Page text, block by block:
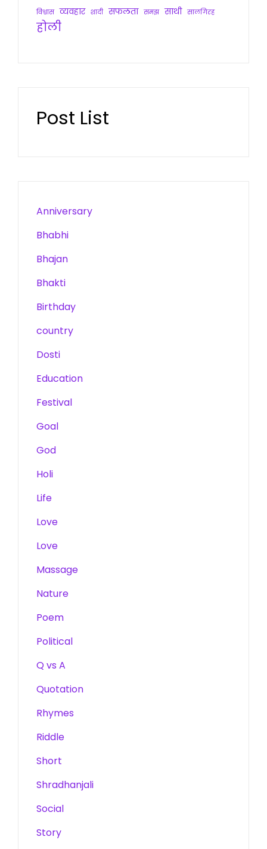
विश्वास व्यवहार शादी सफलता समझ साथी सालगिरह
होली
Post List
Anniversary
Bhabhi
Bhajan
Bhakti
Birthday
country
Dosti
Education
Festival
Goal
God
Holi
Life
Love
Love
Massage
Nature
Poem
Political
Q vs A
Quotation
Rhymes
Riddle
Short
Shradhanjali
Social
Story